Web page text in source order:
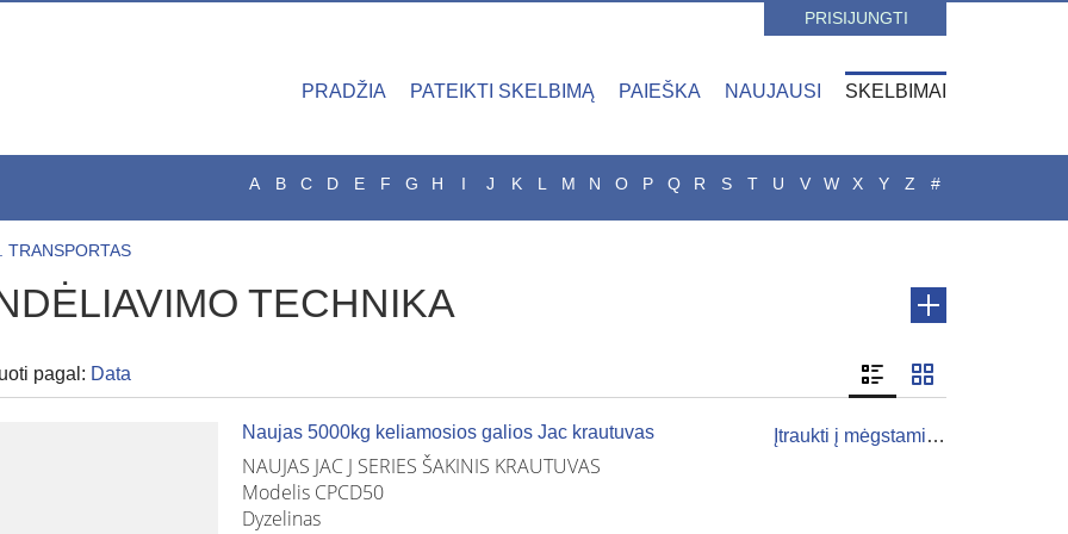
PRISIJUNGTI
PRADŽIA PATEIKTI SKELBIMĄ PAIEŠKA NAUJAUSI SKELBIMAI
A B C D E F G H I J K L M N O P Q R S T U V W X Y Z #
TRANSPORTAS
TECHNIKA
pagal: Data
Įtraukti į mėgstamiausius
Naujas 5000kg keliamosios galios Jac krautuvas
NAUJAS JAC J SERIES ŠAKINIS KRAUTUVAS
Modelis CPCD50
Dyzelinas